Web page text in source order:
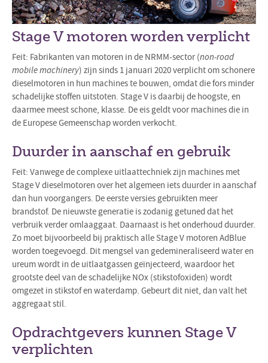
Stage V motoren worden verplicht
Feit: Fabrikanten van motoren in de NRMM-sector (non-road
mobile machinery) zijn sinds 1 januari 2020 verplicht om schonere
dieselmotoren in hun machines te bouwen, omdat die fors minder
schadelijke stoffen uitstoten. Stage V is daarbij de hoogste, en
daarmee meest schone, klasse. De eis geldt voor machines die in
de Europese Gemeenschap worden verkocht.
Duurder in aanschaf en gebruik
Feit: Vanwege de complexe uitlaattechniek zijn machines met
Stage V dieselmotoren over het algemeen iets duurder in aanschaf
dan hun voorgangers. De eerste versies gebruikten meer
brandstof. De nieuwste generatie is zodanig getuned dat het
verbruik verder omlaaggaat. Daarnaast is het onderhoud duurder.
Zo moet bijvoorbeeld bij praktisch alle Stage V motoren AdBlue
worden toegevoegd. Dit mengsel van gedemineraliseerd water en
ureum wordt in de uitlaatgassen geïnjecteerd, waardoor het
grootste deel van de schadelijke NOx (stikstofoxiden) wordt
omgezet in stikstof en waterdamp. Gebeurt dit niet, dan valt het
aggregaat stil.
Opdrachtgevers kunnen Stage V
verplichten